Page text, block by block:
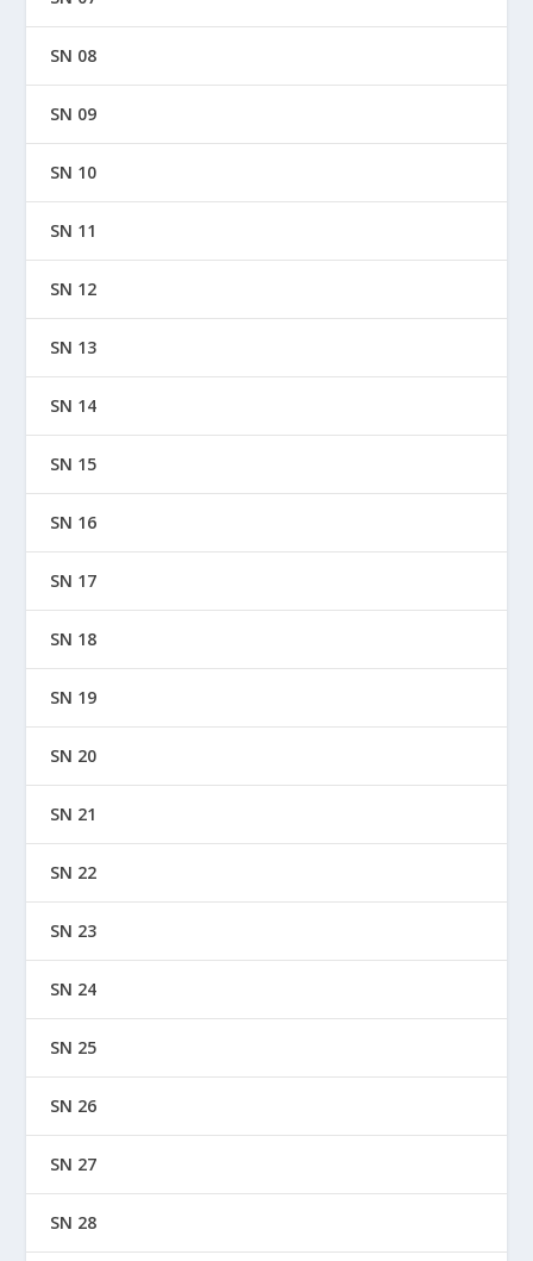
SN 08
SN 09
SN 10
SN 11
SN 12
SN 13
SN 14
SN 15
SN 16
SN 17
SN 18
SN 19
SN 20
SN 21
SN 22
SN 23
SN 24
SN 25
SN 26
SN 27
SN 28